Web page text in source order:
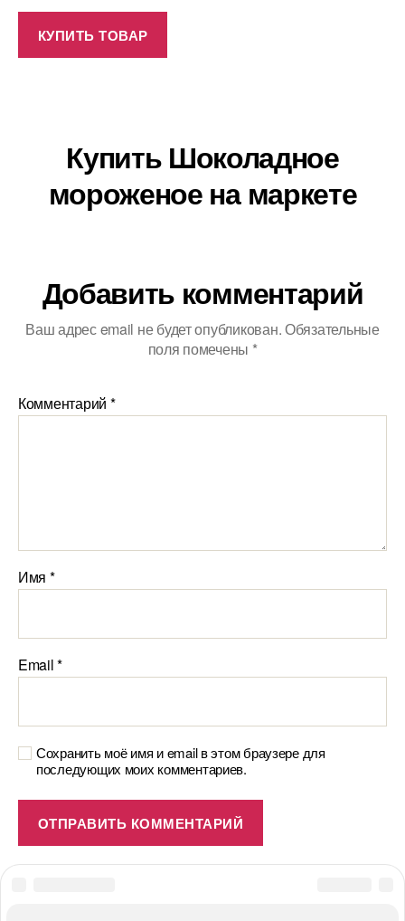
КУПИТЬ ТОВАР
Купить Шоколадное
мороженое на маркете
Добавить комментарий
Ваш адрес email не будет опубликован.Обязательные
поля помечены *
Комментарий *
Имя *
Email*
Сохранить моё имя и email в этом браузере для
последующих моих комментариев.